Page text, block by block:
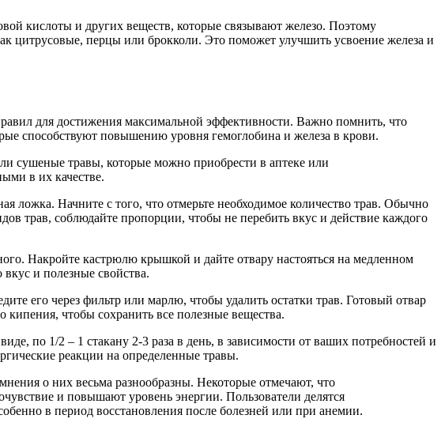
кислоты и других веществ, которые связывают железо. Поэтому
цитрусовые, перцы или брокколи. Это поможет улучшить усвоение железа и
для достижения максимальной эффективности. Важно помнить, что
способствуют повышению уровня гемоглобина и железа в крови.
сушеные травы, которые можно приобрести в аптеке или
в их качестве.
ложка. Начните с того, что отмерьте необходимое количество трав. Обычно
трав, соблюдайте пропорции, чтобы не перебить вкус и действие каждого
Накройте кастрюлю крышкой и дайте отвару настояться на медленном
и полезные свойства.
его через фильтр или марлю, чтобы удалить остатки трав. Готовый отвар
чтобы сохранить все полезные вещества.
по 1/2 – 1 стакану 2-3 раза в день, в зависимости от ваших потребностей и
реакции на определенные травы.
о них весьма разнообразны. Некоторые отмечают, что
и повышают уровень энергии. Пользователи делятся
в период восстановления после болезней или при анемии.